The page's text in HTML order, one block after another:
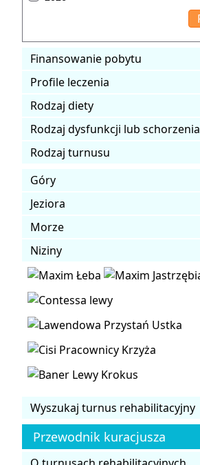
Finansowanie pobytu
Profile leczenia
Rodzaj diety
Rodzaj dysfunkcji lub schorzenia
Rodzaj turnusu
Góry
Jeziora
Morze
Niziny
Wyszukaj turnus rehabilitacyjny
Przewodnik kuracjusza